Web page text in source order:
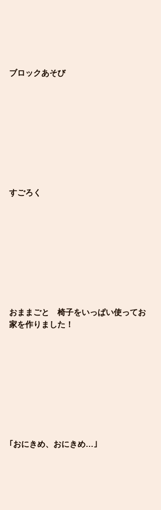
ブロックあそび
すごろく
おままごと　椅子をいっぱい使ってお
家を作りました！
｢おにきめ、おにきめ…｣